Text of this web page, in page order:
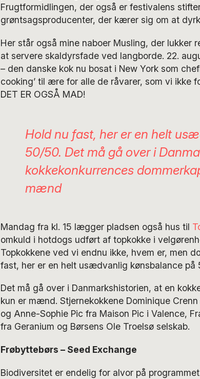
Frugtformidlingen, der også er festivalens
grøntsagsproducenter, der kærer sig om at
Her står også mine naboer Musling, der lukker
at servere skaldyrsfade ved langborde. 22.
– den danske kok nu bosat i New York som
cooking’ til ære for alle de råvarer, som vi ikke
DET ER OGSÅ MAD!
Hold nu fast, her er en helt
50/50. Det må gå over i
kokkekonkurrences
mænd
Mandag fra kl. 15 lægger pladsen også hus til
omkuld i hotdogs udført af topkokke i
Topkokkene ved vi endnu ikke, hvem er, men
fast, her er en helt usædvanlig kønsbalance på
Det må gå over i Danmarkshistorien, at en
kun er mænd. Stjernekokkene Dominique
og Anne-Sophie Pic fra Maison Pic i Valence,
fra Geranium og Børsens Ole Troelsø selskab.
Frøbyttebørs – Seed Exchange
Biodiversitet er endelig for alvor på